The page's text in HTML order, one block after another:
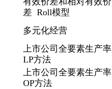
差 Roll模型
多元化经营
上市公司全要素生产率
LP方法
上市公司全要素生产率
OP方法